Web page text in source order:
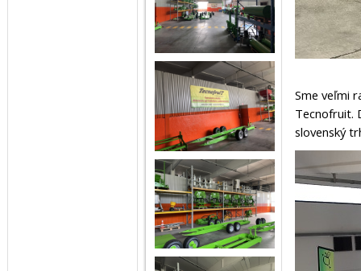
Sme veľmi
Tecnofruit.
slovenský